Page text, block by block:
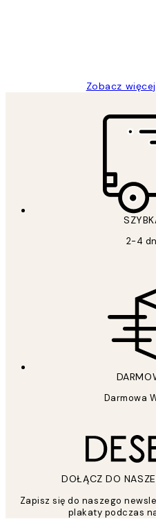
Zobacz
2-4
Darmowa
DOŁĄCZ DO
Zapisz się do naszego
plakaty podczas